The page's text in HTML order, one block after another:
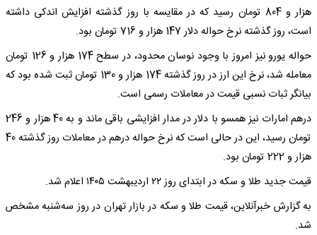
هزار و 804 تومان رسید که در مقایسه با روز گذشته افزایش اندکی داشته
است، روز گذشته نرخ حواله دلار 147 هزار و 716 تومان بود.
حواله یورو نیز امروز با وجود نوسان محدود، در سطح 174 هزار و 126 تومان
معامله شد، نرخ این ارز در روز گذشته 174 هزار و 130 تومان ثبت شده بود که
بیانگر ثبات نسبی قیمت در معاملات رسمی است.
درهم امارات نیز همسو با دلار در مدار افزایشی باقی ماند و به 40 هزار و 246
تومان رسید، این در حالی است که نرخ حواله درهم در معاملات روز گذشته 40
هزار و 222 تومان بود.
قیمت جدید طلا و سکه در ابتدای روز ۲۲ اردیبهشت ۱۴۰۵ اعلام شد.
به گزارش خبرآنلاین، قیمت طلا و سکه در بازار تهران در روز سه‌شنبه مشخص
شد.